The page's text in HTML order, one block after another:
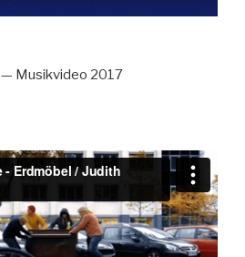
— Musikvideo 2017